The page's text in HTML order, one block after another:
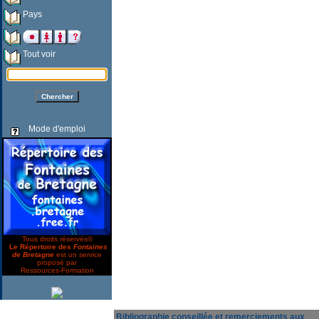
Pays
Tout voir
Mode d'emploi
Tous droits réservés©
Le Répertoire des Fontaines
de Bretagne est un service
proposé par
Ressources-Formation
Bibliographie conseillée et remerciements aux